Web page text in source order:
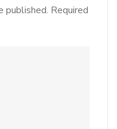
published. Required